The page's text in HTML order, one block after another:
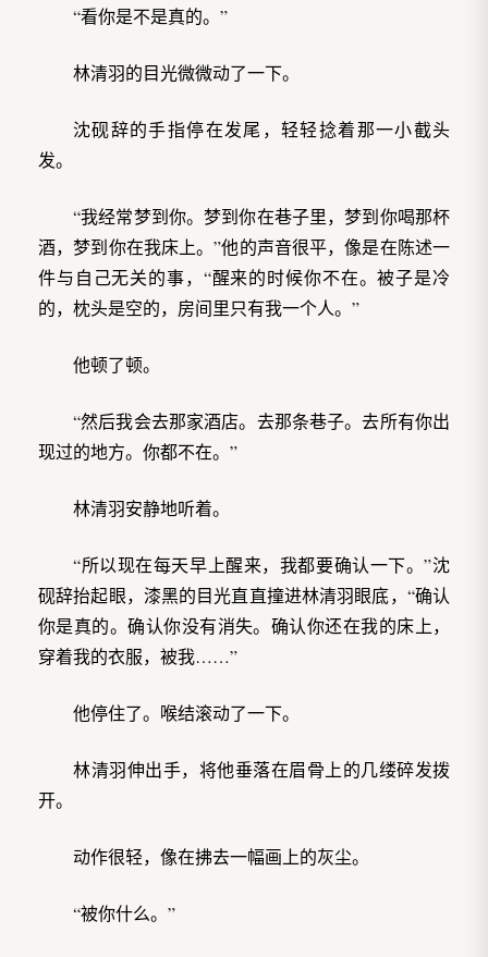
“看你是不是真的。”
林清羽的目光微微动了一下。
沈砚辞的手指停在发尾，轻轻捻着那一小截头
发。
“我经常梦到你。梦到你在巷子里，梦到你喝那杯
酒，梦到你在我床上。”他的声音很平，像是在陈述一
件与自己无关的事，“醒来的时候你不在。被子是冷
的，枕头是空的，房间里只有我一个人。”
他顿了顿。
“然后我会去那家酒店。去那条巷子。去所有你出
现过的地方。你都不在。”
林清羽安静地听着。
“所以现在每天早上醒来，我都要确认一下。”沈
砚辞抬起眼，漆黑的目光直直撞进林清羽眼底，“确认
你是真的。确认你没有消失。确认你还在我的床上，
穿着我的衣服，被我……”
他停住了。喉结滚动了一下。
林清羽伸出手，将他垂落在眉骨上的几缕碎发拨
开。
动作很轻，像在拂去一幅画上的灰尘。
“被你什么。”